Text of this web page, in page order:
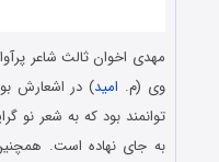
مهدی اخوان ثالث شاعر
وی (م. امید) در اشعارش
توانمند بود که به شعر نو
به جای نهاده است.